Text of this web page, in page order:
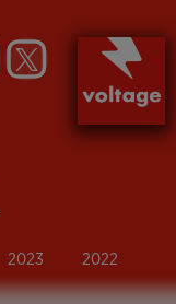
2023 2022